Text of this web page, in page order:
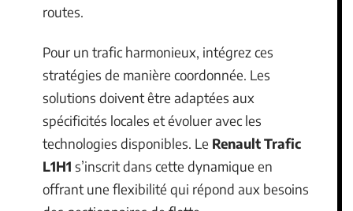
routes.
Pour un trafic harmonieux, intégrez ces
stratégies de manière coordonnée. Les
solutions doivent être adaptées aux
spécificités locales et évoluer avec les
technologies disponibles. Le Renault Trafic
L1H1 s’inscrit dans cette dynamique en
offrant une flexibilité qui répond aux besoins